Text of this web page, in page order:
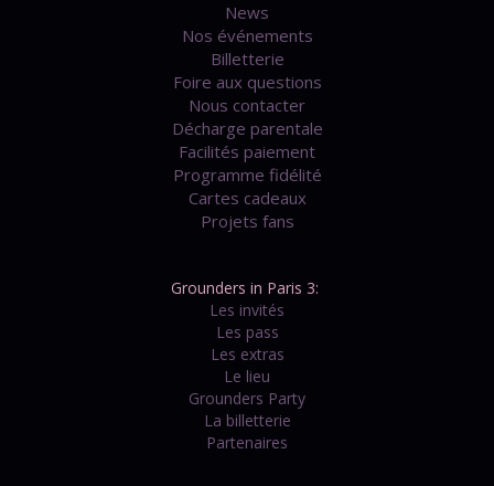
News
Nos événements
Billetterie
Foire aux questions
Nous contacter
Décharge parentale
Facilités paiement
Programme fidélité
Cartes cadeaux
Projets fans
Grounders in Paris 3:
Les invités
Les pass
Les extras
Le lieu
Grounders Party
La billetterie
Partenaires